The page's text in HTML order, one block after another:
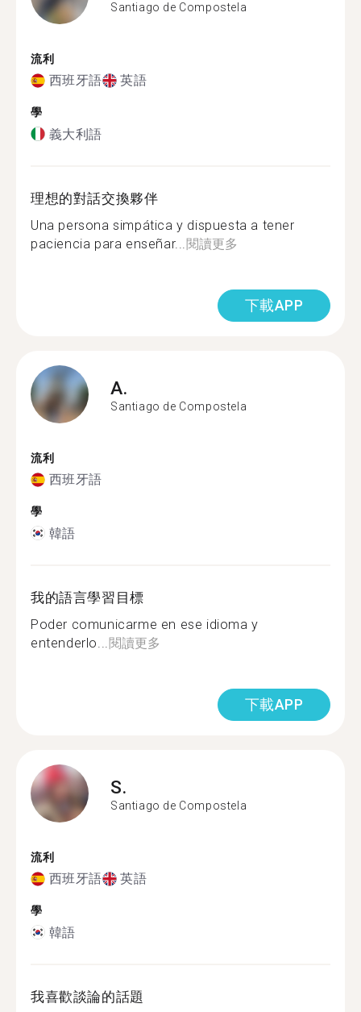
Santiago de Compostela
流利
西班牙語 英語
學
義大利語
理想的對話交換夥伴
Una persona simpática y dispuesta a tener
paciencia para enseñar... 閱讀更多
下載APP
A.
Santiago de Compostela
流利
西班牙語
學
韓語
我的語言學習目標
Poder comunicarme en ese idioma y
entenderlo... 閱讀更多
下載APP
S.
Santiago de Compostela
流利
西班牙語 英語
學
韓語
我喜歡談論的話題